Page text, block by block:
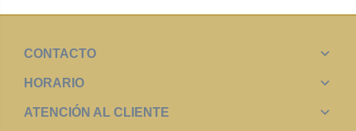
CONTACTO
HORARIO
ATENCIÓN AL CLIENTE